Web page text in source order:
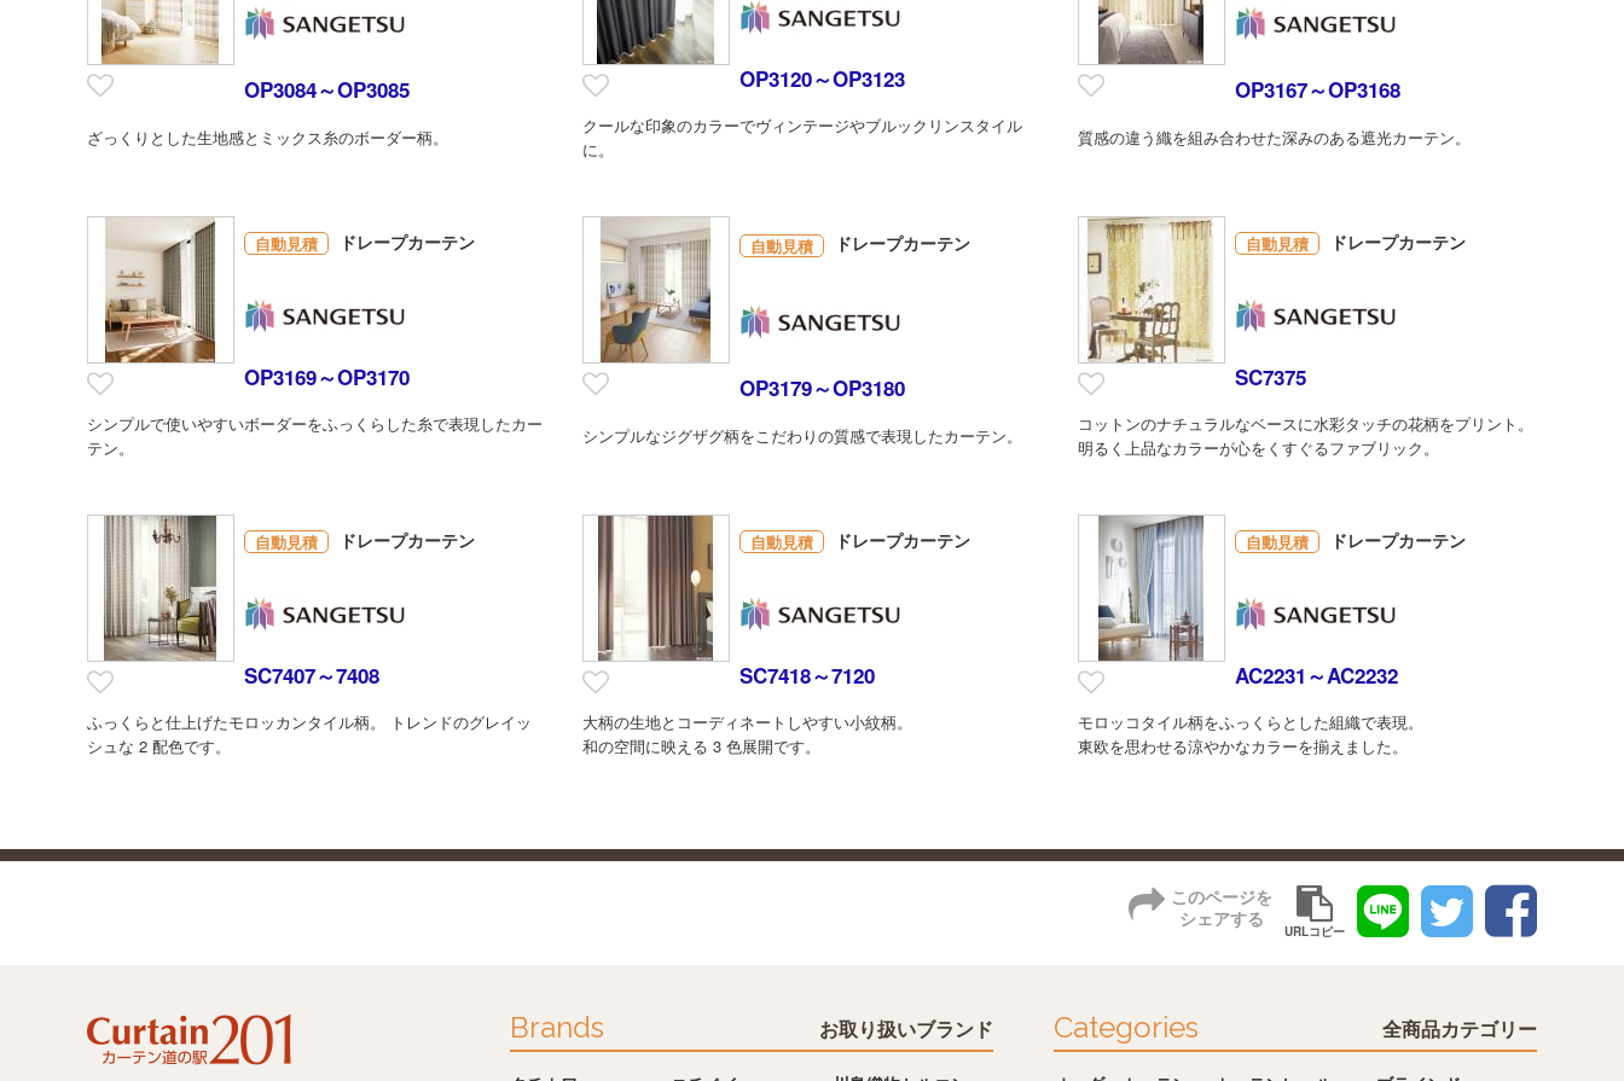
OP3084～OP3085
ざっくりとした生地感とミックス糸のボーダー柄。
OP3120～OP3123
クールな印象のカラーでヴィンテージやブルックリンスタイル
に。
OP3167～OP3168
質感の違う織を組み合わせた深みのある遮光カーテン。
自動見積 ドレープカーテン
OP3169～OP3170
シンプルで使いやすいボーダーをふっくらした糸で表現したカー
テン。
自動見積 ドレープカーテン
OP3179～OP3180
シンプルなジグザグ柄をこだわりの質感で表現したカーテン。
自動見積 ドレープカーテン
SC7375
コットンのナチュラルなベースに水彩タッチの花柄をプリント。
明るく上品なカラーが心をくすぐるファブリック。
自動見積 ドレープカーテン
SC7407～7408
ふっくらと仕上げたモロッカンタイル柄。 トレンドのグレイッ
シュな 2 配色です。
自動見積 ドレープカーテン
SC7418～7120
大柄の生地とコーディネートしやすい小紋柄。
和の空間に映える 3 色展開です。
自動見積 ドレープカーテン
AC2231～AC2232
モロッコタイル柄をふっくらとした組織で表現。
東欧を思わせる涼やかなカラーを揃えました。
このページを
シェアする
URLコピー
Brands お取り扱いブランド Categories 全商品カテゴリー